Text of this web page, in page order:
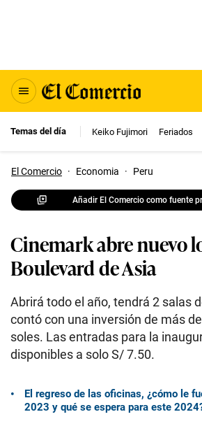
Temas del día Keiko Fujimori Feriados
El Comercio · Economia · Peru
Añadir El Comercio como fuente
Cinemark abre nuevo
Boulevard de Asia
Abrirá todo el año, tendrá 2 salas
contó con una inversión de más
soles. Las entradas para la
disponibles a solo S/ 7.50.
El regreso de las oficinas, ¿cómo le
2023 y qué se espera para este